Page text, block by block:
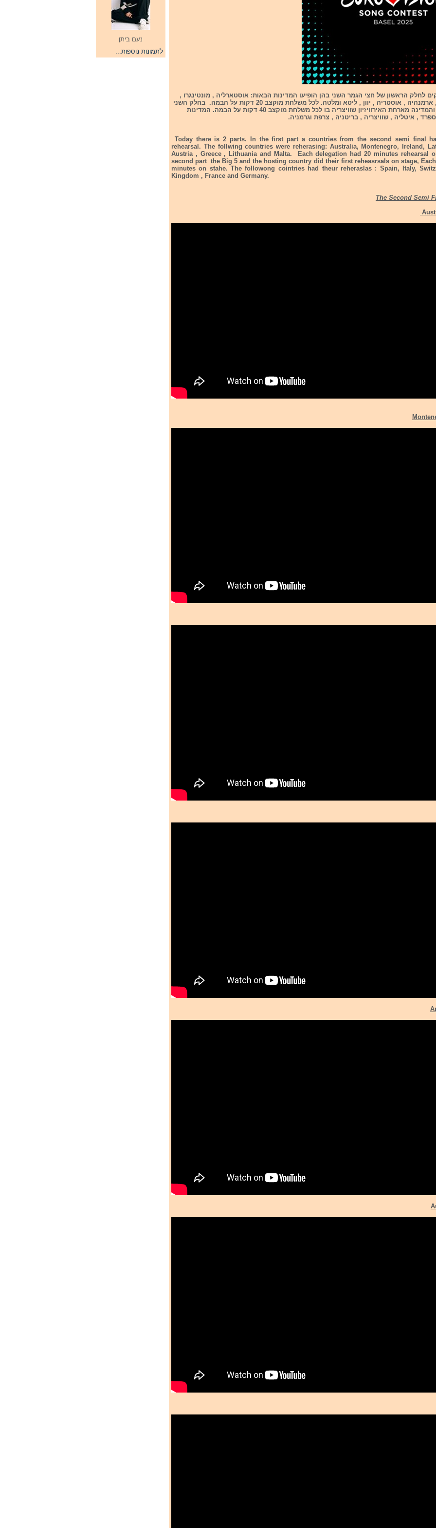
נעם ביתן
לתמונות נוספות...
לחלק הראשון של חצי הגמר השני בהן הופיעו המדינות הבאות: אוסטארליה , מונטינגרו ,
אירלנד , לטביה , ארמנהיה , אוסטריה , יוון , ליטא ומלטה. לכל משלחת מוקצב 20 דקות על הבמה. בחלק השני
יופיעו 5 הגדולות והמדינה מארחת האירוויזיון שוויצריה בו לכל משלחת מוקצב 40 דקות על הבמה. המדינות
, איטליה , שוויצריה , בריטניה , צרפת וגרמניה.
Today there is 2 parts. In the first part a countries from the second semi final
rehearsal. The follwing countries were reherasing: Australia, Montenegro, Ireland,
Austria , Greece , Lithuania and Malta. Each delegation had 20 minutes rehearsal
second part the Big 5 and the hosting country did their first reheasrsals on stage,
minutes on stahe. The followong cointries had theur reheraslas : Spain, Italy,
Kingdom , France and Germany.